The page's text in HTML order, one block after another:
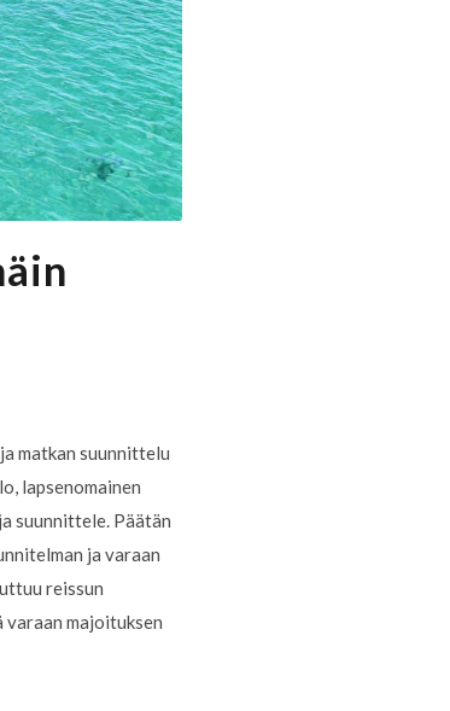
matkan suunnittelu
lapsenomainen
suunnittele. Päätän
ja varaan
reissun
varaan majoituksen